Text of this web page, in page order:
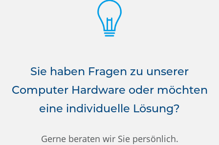
Sie haben Fragen zu unserer
Computer Hardware oder möchten
eine individuelle Lösung?
Gerne beraten wir Sie persönlich.